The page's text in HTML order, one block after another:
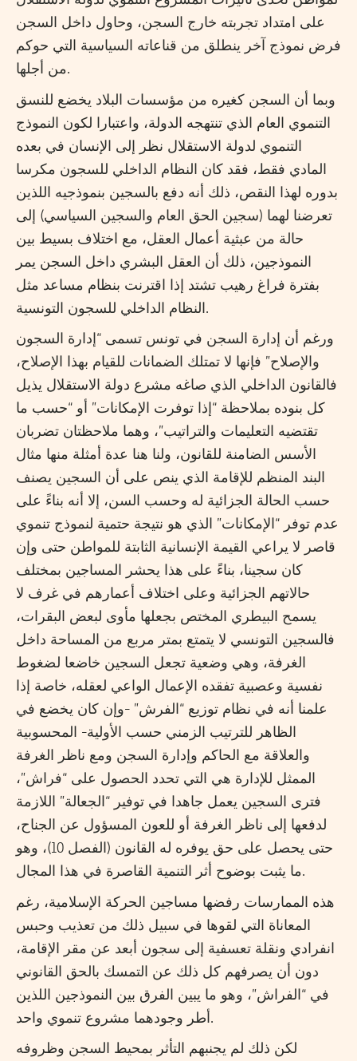
على امتداد تجربته خارج السجن، وحاول داخل السجن
فرض نموذج آخر ينطلق من قناعاته السياسية التي حوكم
من أجلها.
وبما أن السجن كغيره من مؤسسات البلاد يخضع للنسق
التنموي العام الذي تنتهجه الدولة، واعتبارا لكون النموذج
التنموي لدولة الاستقلال نظر إلى الإنسان في بعده
المادي فقط، فقد كان النظام الداخلي للسجون مكرسا
بدوره لهذا النقص، ذلك أنه دفع بالسجين بنموذجيه اللذين
تعرضنا لهما (سجين الحق العام والسجين السياسي) إلى
حالة من عبثية أعمال العقل، مع اختلاف بسيط بين
النموذجين، ذلك أن العقل البشري داخل السجن يمر
بفترة فراغ رهيب تشتد إذا اقترنت بنظام مساعد مثل
النظام الداخلي للسجون التونسية.
ورغم أن إدارة السجن في تونس تسمى “إدارة السجون
والإصلاح” فإنها لا تمتلك الضمانات للقيام بهذا الإصلاح،
فالقانون الداخلي الذي صاغه مشرع دولة الاستقلال يذيل
كل بنوده بملاحظة “إذا توفرت الإمكانات” أو “حسب ما
تقتضيه التعليمات والتراتيب”، وهما ملاحظتان تضربان
الأسس الضامنة للقانون، ولنا هنا عدة أمثلة منها مثال
البند المنظم للإقامة الذي ينص على أن السجين يصنف
حسب الحالة الجزائية له وحسب السن، إلا أنه بناءً على
عدم توفر “الإمكانات” الذي هو نتيجة حتمية لنموذج تنموي
قاصر لا يراعي القيمة الإنسانية الثابتة للمواطن حتى وإن
كان سجينا، بناءً على هذا يحشر المساجين بمختلف
حالاتهم الجزائية وعلى اختلاف أعمارهم في غرف لا
يسمح البيطري المختص بجعلها مأوى لبعض البقرات،
فالسجين التونسي لا يتمتع بمتر مربع من المساحة داخل
الغرفة، وهي وضعية تجعل السجين خاضعا لضغوط
نفسية وعصبية تفقده الإعمال الواعي لعقله، خاصة إذا
علمنا أنه في نظام توزيع “الفرش” -وإن كان يخضع في
الظاهر للترتيب الزمني حسب الأولية- المحسوبية
والعلاقة مع الحاكم وإدارة السجن ومع ناظر الغرفة
الممثل للإدارة هي التي تحدد الحصول على “فراش”،
فترى السجين يعمل جاهدا في توفير “الجعالة” اللازمة
لدفعها إلى ناظر الغرفة أو للعون المسؤول عن الجناح،
حتى يحصل على حق يوفره له القانون (الفصل 10)، وهو
ما يثبت بوضوح أثر التنمية القاصرة في هذا المجال.
هذه الممارسات رفضها مساجين الحركة الإسلامية، رغم
المعاناة التي لقوها في سبيل ذلك من تعذيب وحبس
انفرادي ونقلة تعسفية إلى سجون أبعد عن مقر الإقامة،
دون أن يصرفهم كل ذلك عن التمسك بالحق القانوني
في “الفراش”، وهو ما يبين الفرق بين النموذجين اللذين
أطر وجودهما مشروع تنموي واحد.
لكن ذلك لم يجنبهم التأثر بمحيط السجن وظروفه